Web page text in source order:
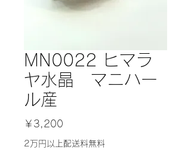
MN0022 ヒマラ
ヤ水晶 マニハー
ル産
￥3,200
格
2万円以上配送料無料